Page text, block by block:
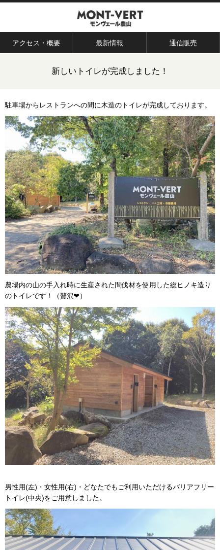
アクセス・概要 最新情報 通信販売
新しいトイレが完成しました！
駐車場からレストランへの間に木造のトイレが完成しております。
農場内の山の手入れ時に生産された間伐材を使用した総ヒノキ造り
のトイレです！（贅沢❤）
男性用(左)・女性用(右)・どなたでもご利用いただけるバリアフリー
トイレ(中央)をご用意しました。